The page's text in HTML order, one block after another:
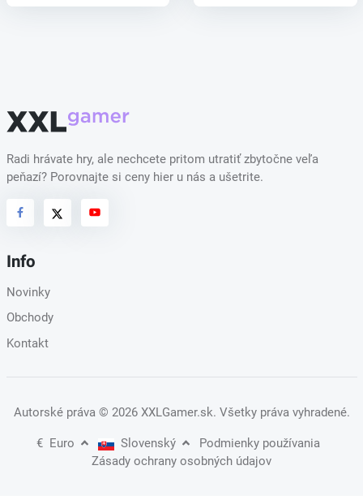
Radi hrávate hry, ale nechcete pritom utratiť zbytočne veľa
peňazí? Porovnajte si ceny hier u nás a ušetrite.
Info
Novinky
Obchody
Kontakt
Autorské práva © 2026 XXLGamer.sk. Všetky práva vyhradené.
€ Euro Slovenský
Podmienky používania
Zásady ochrany osobných údajov